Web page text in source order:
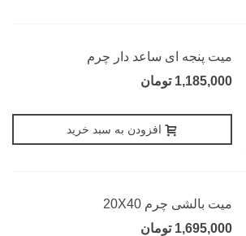
میت پنجه ای ساعد دار چرم
1,185,000 تومان
افزودن به سبد خرید
میت بالشی چرم 20X40
1,695,000 تومان